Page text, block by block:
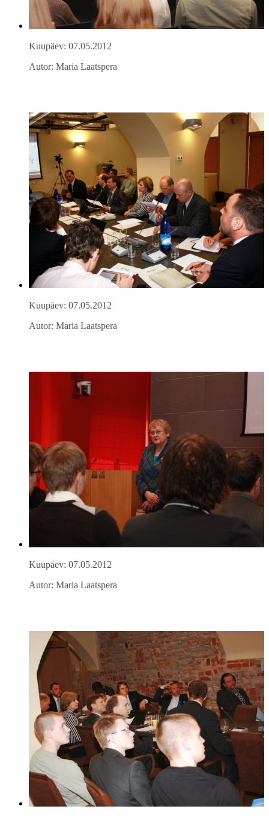
Kuupäev: 07.05.2012
Autor: Maria Laatspera
Kuupäev: 07.05.2012
Autor: Maria Laatspera
Kuupäev: 07.05.2012
Autor: Maria Laatspera